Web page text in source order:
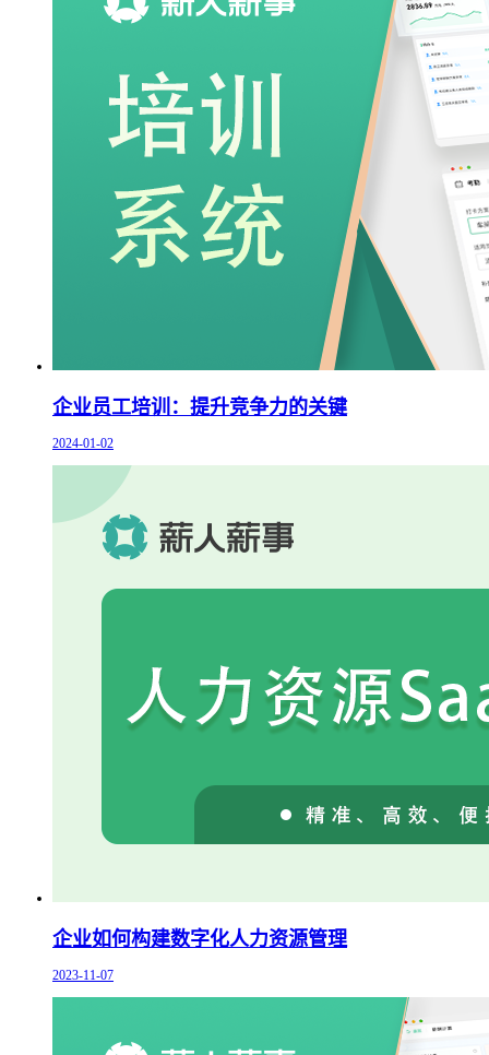
企业员工培训：提升竞争力的关键
2024-01-02
企业如何构建数字化人力资源管理
2023-11-07